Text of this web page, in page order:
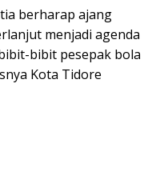
berharap ajang
menjadi agenda
bibit pesepak bola
Kota Tidore